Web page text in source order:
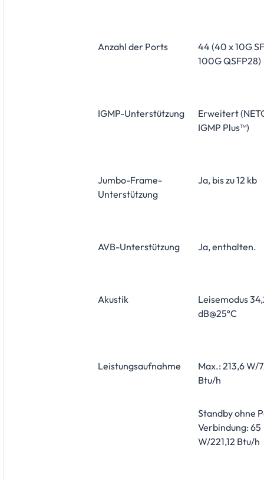
Anzahl der Ports
44 (40 x 10G
100G QSFP28)
IGMP-Unterstützung
Erweitert
IGMP Plus™)
Jumbo-Frame-
Unterstützung
Ja, bis zu 12 kb
AVB-Unterstützung Ja, enthalten.
Akustik
Leisemodus
dB@25ºC
Leistungsaufnahme
Max.: 213,6 W/
Btu/h
Standby ohne
Verbindung: 65
W/221,12 Btu/h